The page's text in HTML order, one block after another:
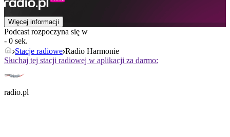
Więcej informacji
Podcast rozpoczyna się w
- 0 sek.
Stacje radiowe Radio Harmonie
Słuchaj tej stacji radiowej w aplikacji za darmo:
radio.pl